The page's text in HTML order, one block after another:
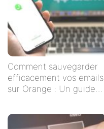
Comment sauvegarder
efficacement vos emails
sur Orange : Un guide